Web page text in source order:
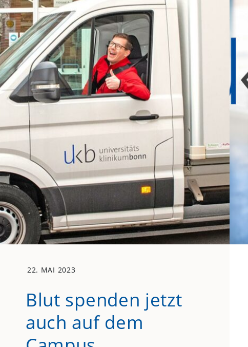
22. MAI 2023
Blut spenden jetzt
auch auf dem